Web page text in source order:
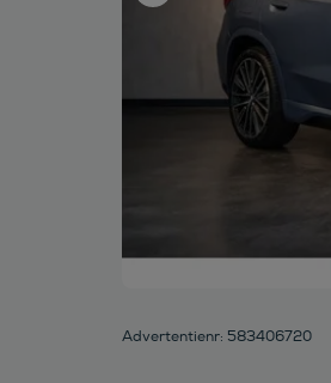
Advertentienr: 583406720